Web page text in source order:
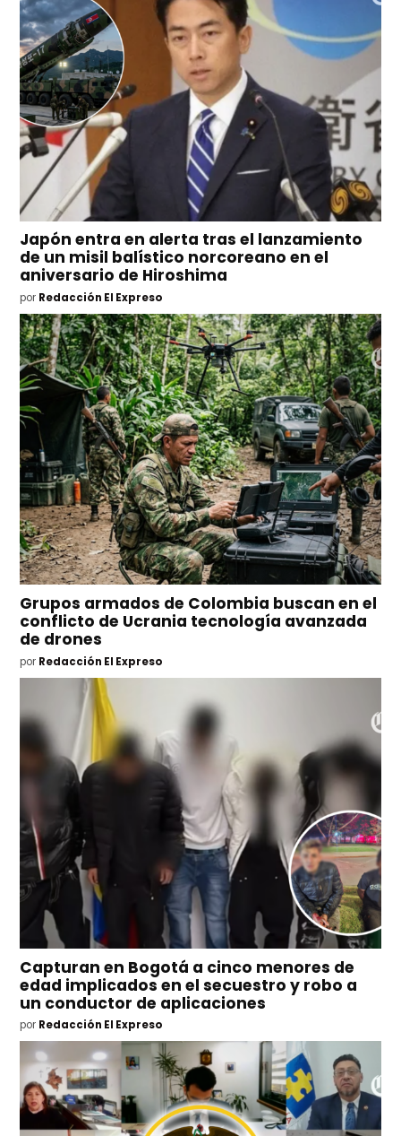
Japón entra en alerta tras el lanzamiento
de un misil balístico norcoreano en el
aniversario de Hiroshima
por Redacción El Expreso
Grupos armados de Colombia buscan en el
conflicto de Ucrania tecnología avanzada
de drones
por Redacción El Expreso
Capturan en Bogotá a cinco menores de
edad implicados en el secuestro y robo a
un conductor de aplicaciones
por Redacción El Expreso